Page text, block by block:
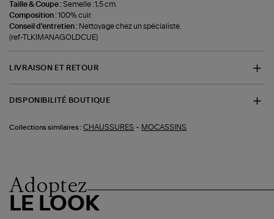
Taille & Coupe :Semelle : 1,5 cm.
Composition :100% cuir.
Conseil d'entretien : Nettoyage chez un spécialiste.
(ref-TLKIMANAGOLDCUE)
LIVRAISON ET RETOUR
DISPONIBILITÉ BOUTIQUE
Collections similaires : CHAUSSURES - MOCASSINS
Adoptez
LE LOOK